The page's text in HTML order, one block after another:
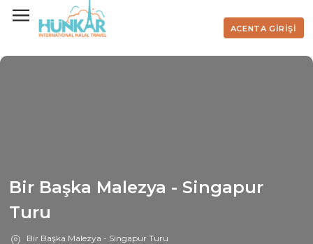
ACENTA GİRİŞİ
Bir Başka Malezya - Singapur
Turu
Bir Başka Malezya - Singapur Turu